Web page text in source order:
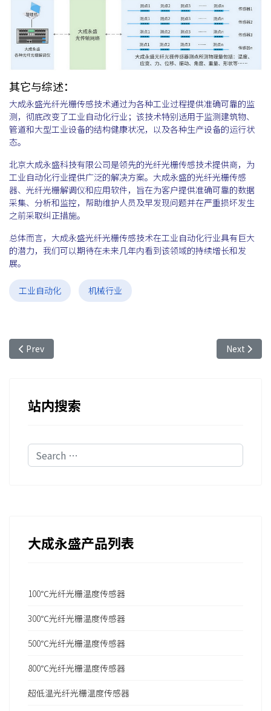
其它与综述：
大成永盛光纤光栅传感技术通过为各种工业过程提供准确可靠的监
测，彻底改变了工业自动化行业；该技术特别适用于监测建筑物、
管道和大型工业设备的结构健康状况，以及各种生产设备的运行状
态。
北京大成永盛科技有限公司是领先的光纤光栅传感技术提供商，为
工业自动化行业提供广泛的解决方案。大成永盛的光纤光栅传感
器、光纤光栅解调仪和应用软件，旨在为客户提供准确可靠的数据
采集、分析和监控，帮助维护人员及早发现问题并在严重损坏发生
之前采取纠正措施。
总体而言，大成永盛光纤光栅传感技术在工业自动化行业具有巨大
的潜力，我们可以期待在未来几年内看到该领域的持续增长和发
展。
工业自动化 机械行业
Previous article: 光纤光栅传感技术对于机器人、机械臂和其它组
Prev Next
Next
站内搜索
Search
大成永盛产品列表
100℃光纤光栅温度传感器
300℃光纤光栅温度传感器
500℃光纤光栅温度传感器
800℃光纤光栅温度传感器
超低温光纤光栅温度传感器